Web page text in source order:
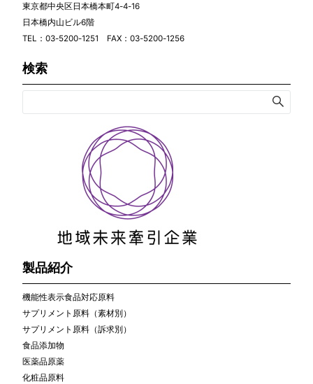
東京都中央区日本橋本町4-4-16
日本橋内山ビル6階
TEL：03-5200-1251 FAX：03-5200-1256
検索
製品紹介
機能性表示食品対応原料
サプリメント原料（素材別）
サプリメント原料（訴求別）
食品添加物
医薬品原薬
化粧品原料